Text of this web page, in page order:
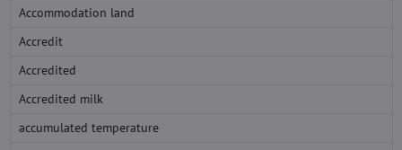
Accommodation land
Accredit
Accredited
Accredited milk
accumulated temperature